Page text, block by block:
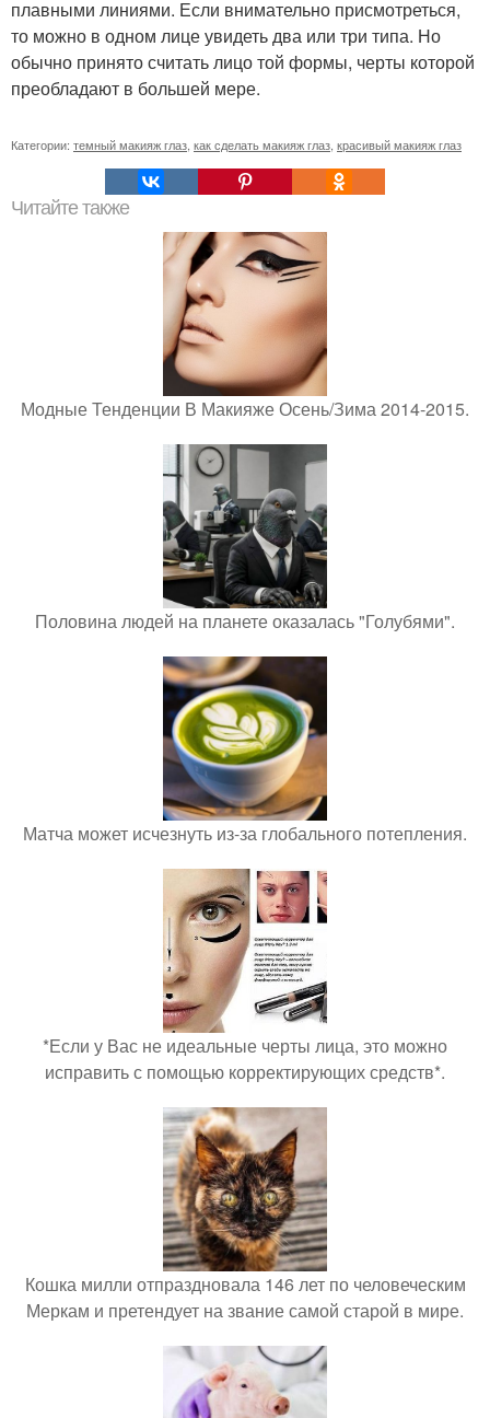
плавными линиями. Если внимательно присмотреться,
то можно в одном лице увидеть два или три типа. Но
обычно принято считать лицо той формы, черты которой
преобладают в большей мере.
Категории: темный макияж глаз как сделать макияж глаз красивый макияж глаз
Читайте также
Модные Тенденции В Макияже Осень/Зима 2014-2015.
Половина людей на планете оказалась "Голубями".
Матча может исчезнуть из-за глобального потепления.
*Если у Вас не идеальные черты лица, это можно
исправить с помощью корректирующих средств*.
Кошка милли отпраздновала 146 лет по человеческим
Меркам и претендует на звание самой старой в мире.